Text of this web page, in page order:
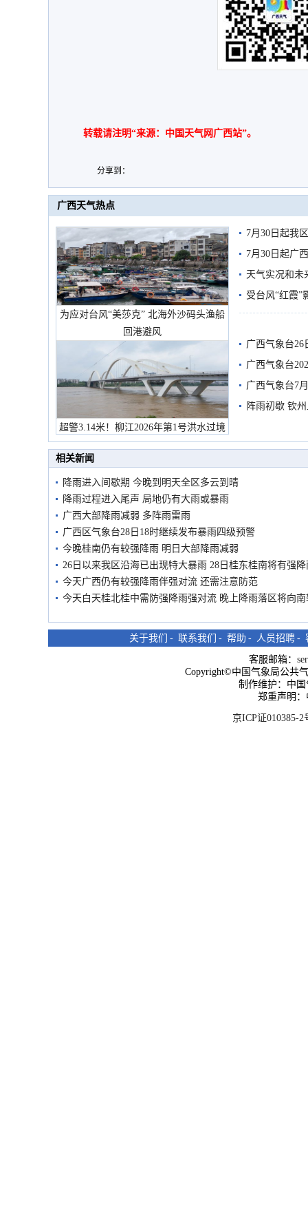
转载请注明“来源：中国天气网广西站”。
分享到：
广西天气热点
为应对台风“美莎克” 北海外沙码头渔船
回港避风
超警3.14米！柳江2026年第1号洪水过境
市民在堤岸见证汛况
7月30日起我
7月30日起广
天气实况和未
受台风“红霞”
有较强降雨
广西气象台26
广西气象台
预警
广西气象台7
阵雨初歇 钦
相关新闻
降雨进入间歇期 今晚到明天全区多云到晴
降雨过程进入尾声 局地仍有大雨或暴雨
广西大部降雨减弱 多阵雨雷雨
广西区气象台28日18时继续发布暴雨四级预警
今晚桂南仍有较强降雨 明日大部降雨减弱
26日以来我区沿海已出现特大暴雨 28日桂东桂南将有强降
今天广西仍有较强降雨伴强对流 还需注意防范
今天白天桂北桂中需防强降雨强对流 晚上降雨落区将向南
关于我们 - 联系我们 - 帮助 - 人员招聘 -
客服邮箱：
Copyright©中国气象局公共
制作维护：中
郑重声明
京ICP证010385-2